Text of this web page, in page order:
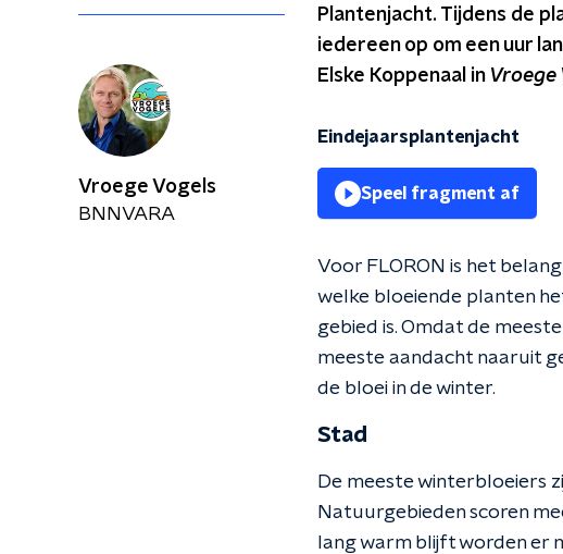
Plantenjacht. Tijdens de
iedereen op om een uur
Elske Koppenaal in Vroege
Eindejaarsplantenjacht
Speel fragment af
Voor FLORON is het
welke bloeiende planten
gebied is. Omdat de
meeste aandacht naaruit
de bloei in de winter.
Stad
De meeste winterbloeiers
Natuurgebieden scoren
lang warm blijft worden er
Vroege Vogels
BNNVARA